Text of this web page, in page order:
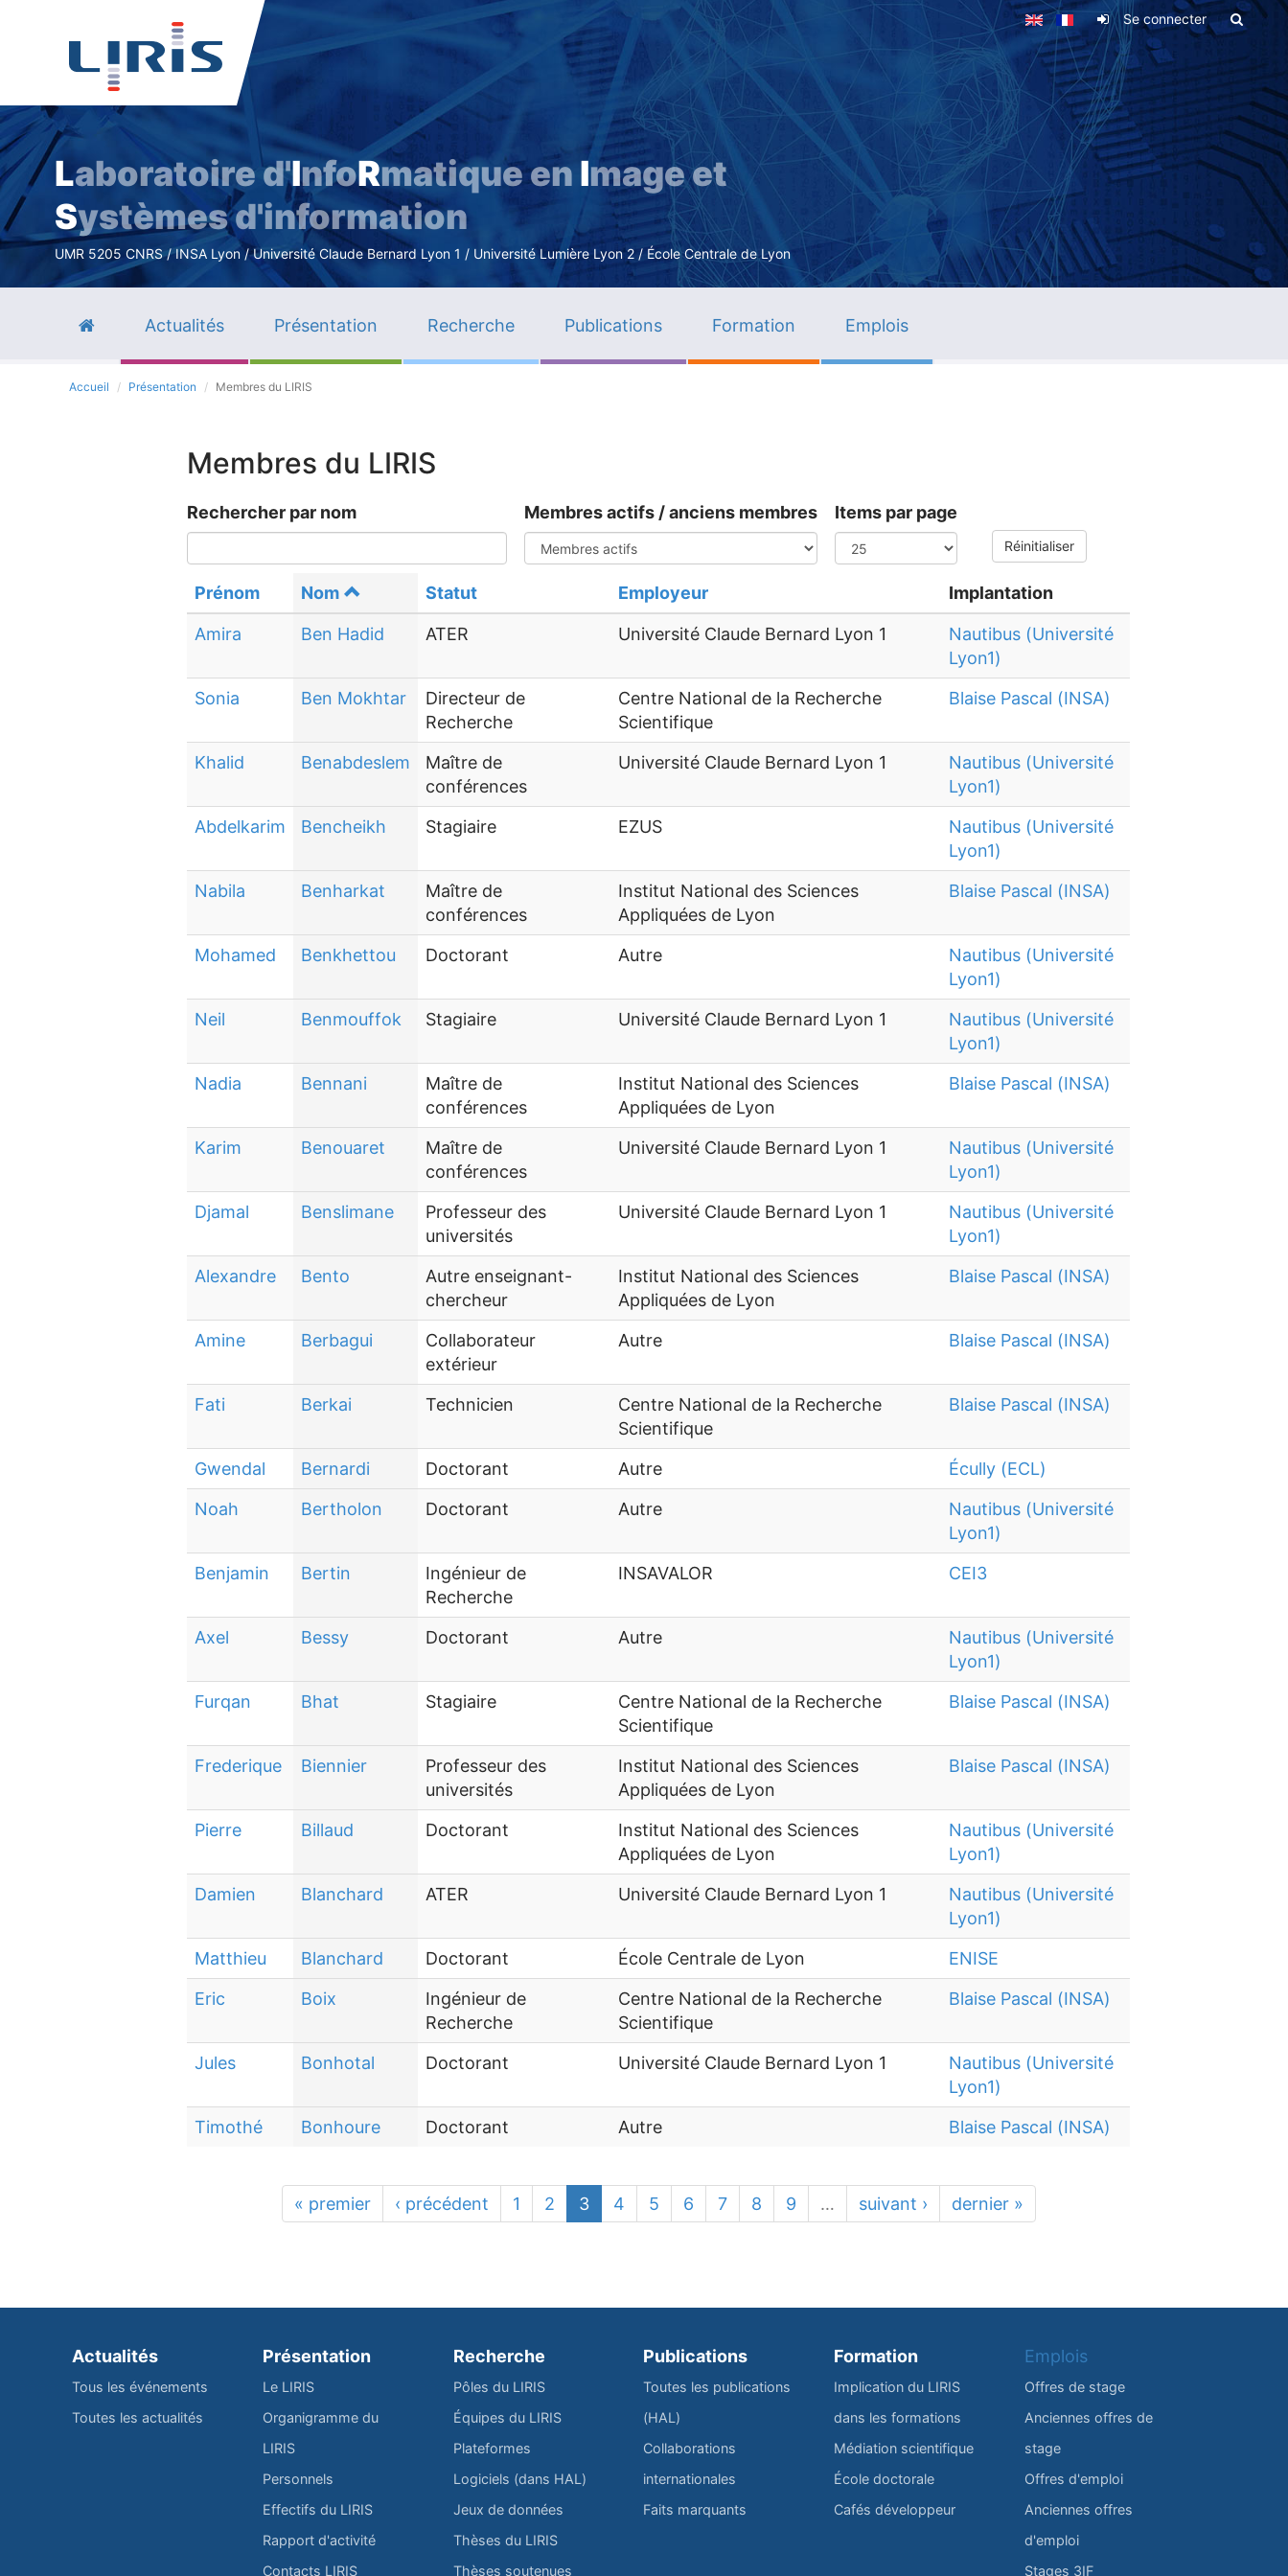
Aller
contenu
principal
Se connecter
Laboratoire d'InfoRmatique en Image et
Systèmes d'information
UMR 5205 CNRS / INSA Lyon / Université Claude Bernard Lyon 1 / Université Lumière Lyon 2 / École Centrale de Lyon
Actualités Présentation Recherche Publications Formation Emplois
Accueil Présentation Membres du LIRIS
Membres du LIRIS
Rechercher par nom Membres actifs / anciens membres Items par page
Réinitialiser
Prénom Nom Statut Employeur Implantation
Amira Ben Hadid ATER Université Claude Bernard Lyon 1
Nautibus (Université
Lyon1)
Sonia
Ben Mokhtar
Directeur de
Recherche
Centre National de la Recherche
Scientifique
Blaise Pascal (INSA)
Khalid Benabdeslem
Maître de
conférences
Université Claude Bernard Lyon 1
Nautibus (Université
Lyon1)
Abdelkarim
Bencheikh Stagiaire EZUS
Nautibus (Université
Lyon1)
Nabila
Benharkat
Maître de
conférences
Institut National des Sciences
Appliquées de Lyon
Blaise Pascal (INSA)
Mohamed Benkhettou Doctorant Autre
Nautibus (Université
Lyon1)
Neil
Benmouffok Stagiaire Université Claude Bernard Lyon 1
Nautibus (Université
Lyon1)
Nadia
Bennani
Maître de
conférences
Institut National des Sciences
Appliquées de Lyon
Blaise Pascal (INSA)
Karim Benouaret
Maître de
conférences
Université Claude Bernard Lyon 1
Nautibus (Université
Lyon1)
Djamal
Benslimane
Professeur des
universités
Université Claude Bernard Lyon 1
Nautibus (Université
Lyon1)
Alexandre
Bento
Autre enseignant-
chercheur
Institut National des Sciences
Appliquées de Lyon
Blaise Pascal (INSA)
Amine Berbagui
Collaborateur
extérieur
Autre Blaise Pascal (INSA)
Fati Berkai Technicien
Centre National de la Recherche
Scientifique
Blaise Pascal (INSA)
Gwendal Bernardi Doctorant Autre
Écully (ECL)
Noah
Bertholon Doctorant Autre
Nautibus (Université
Lyon1)
Benjamin
Bertin
Ingénieur de
Recherche
INSAVALOR CEI3
Axel Bessy Doctorant Autre
Nautibus (Université
Lyon1)
Furqan
Bhat Stagiaire
Centre National de la Recherche
Scientifique
Blaise Pascal (INSA)
Frederique Biennier
Professeur des
universités
Institut National des Sciences
Appliquées de Lyon
Blaise Pascal (INSA)
Pierre Billaud Doctorant
Institut National des Sciences
Appliquées de Lyon
Nautibus (Université
Lyon1)
Damien
Blanchard ATER Université Claude Bernard Lyon 1
Nautibus (Université
Lyon1)
Matthieu
Blanchard Doctorant École Centrale de Lyon
ENISE
Eric
Boix
Ingénieur de
Recherche
Centre National de la Recherche
Scientifique
Blaise Pascal (INSA)
Jules Bonhotal Doctorant Université Claude Bernard Lyon 1
Nautibus (Université
Lyon1)
Timothé
Bonhoure Doctorant Autre Blaise Pascal (INSA)
« premier ‹ précédent 1 2 3 4 5 6 7 8 9 … suivant › dernier »
Actualités
Tous les événements
Toutes les actualités
Présentation
Le LIRIS
Organigramme du
LIRIS
Personnels
Effectifs du LIRIS
Rapport d'activité
Contacts LIRIS
Recherche
Pôles du LIRIS
Équipes du LIRIS
Plateformes
Logiciels (dans HAL)
Jeux de données
Thèses du LIRIS
Thèses soutenues
Publications
Toutes les publications
(HAL)
Collaborations
internationales
Faits marquants
Formation
Implication du LIRIS
dans les formations
Médiation scientifique
École doctorale
Cafés développeur
Emplois
Offres de stage
Anciennes offres de
stage
Offres d'emploi
Anciennes offres
d'emploi
Stages 3IF